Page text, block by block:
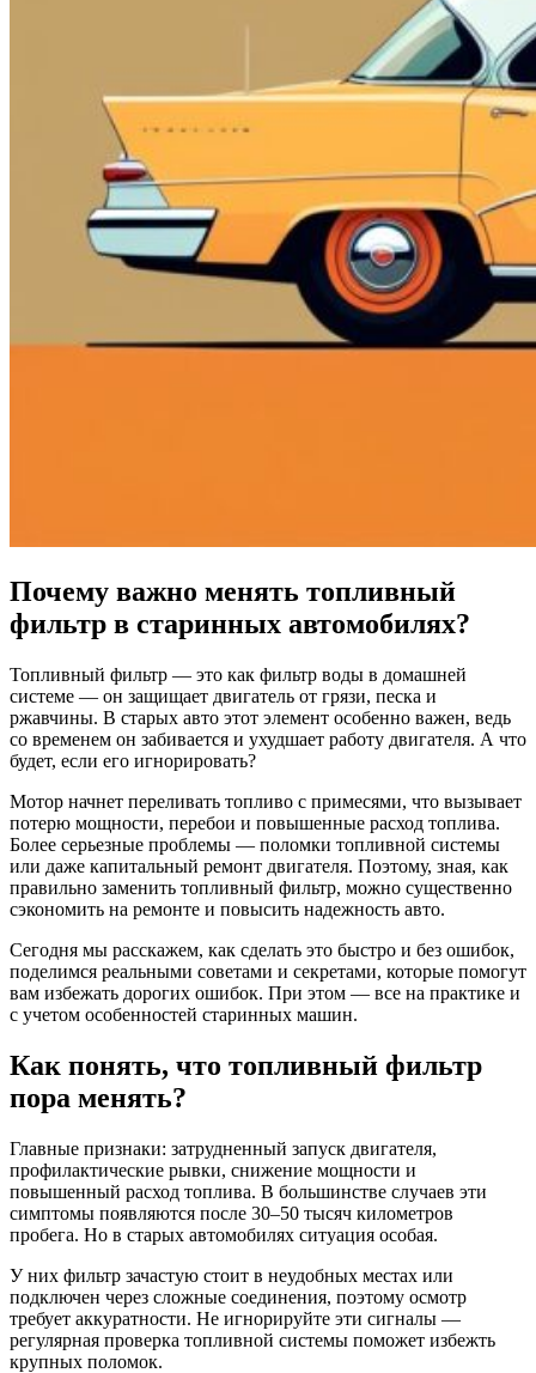
Почему важно менять топливный
фильтр в старинных автомобилях?
Топливный фильтр — это как фильтр воды в домашней
системе — он защищает двигатель от грязи, песка и
ржавчины. В старых авто этот элемент особенно важен, ведь
со временем он забивается и ухудшает работу двигателя. А что
будет, если его игнорировать?
Мотор начнет переливать топливо с примесями, что вызывает
потерю мощности, перебои и повышенные расход топлива.
Более серьезные проблемы — поломки топливной системы
или даже капитальный ремонт двигателя. Поэтому, зная, как
правильно заменить топливный фильтр, можно существенно
сэкономить на ремонте и повысить надежность авто.
Сегодня мы расскажем, как сделать это быстро и без ошибок,
поделимся реальными советами и секретами, которые помогут
вам избежать дорогих ошибок. При этом — все на практике и
с учетом особенностей старинных машин.
Как понять, что топливный фильтр
пора менять?
Главные признаки: затрудненный запуск двигателя,
профилактические рывки, снижение мощности и
повышенный расход топлива. В большинстве случаев эти
симптомы появляются после 30–50 тысяч километров
пробега. Но в старых автомобилях ситуация особая.
У них фильтр зачастую стоит в неудобных местах или
подключен через сложные соединения, поэтому осмотр
требует аккуратности. Не игнорируйте эти сигналы —
регулярная проверка топливной системы поможет избежть
крупных поломок.